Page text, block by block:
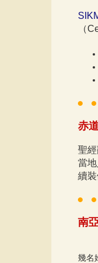
（
赤
聖
當
續
南
幾名